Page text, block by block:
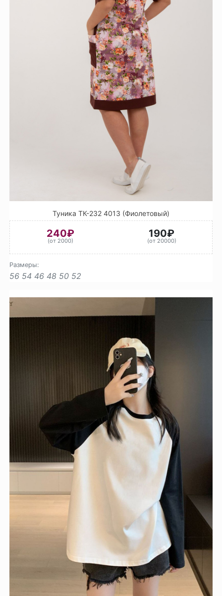
Туника ТК-232 4013 (Фиолетовый)
240₽
(от 2000)
190₽
(от 20000)
Размеры:
56 54 46 48 50 52